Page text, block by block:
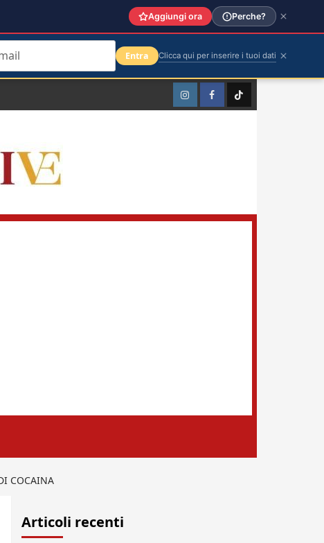
InstagramFacebookTikTok
COCAINA
Articoli recenti
Aggiungi ora Perche?
Entra Clicca qui per inserire i tuoi dati